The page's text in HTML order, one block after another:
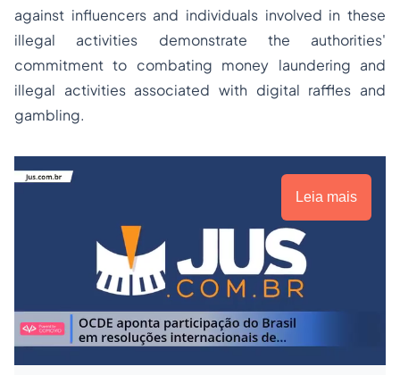
against influencers and individuals involved in these
illegal activities demonstrate the authorities'
commitment to combating money laundering and
illegal activities associated with digital raffles and
gambling.
Leia mais